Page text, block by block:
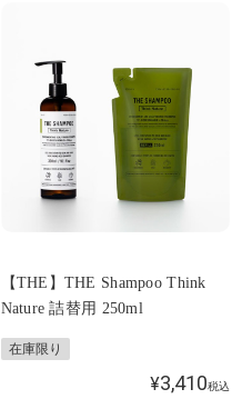
【THE】THE Shampoo Think
Nature 詰替用 250ml
在庫限り
¥3,410税込